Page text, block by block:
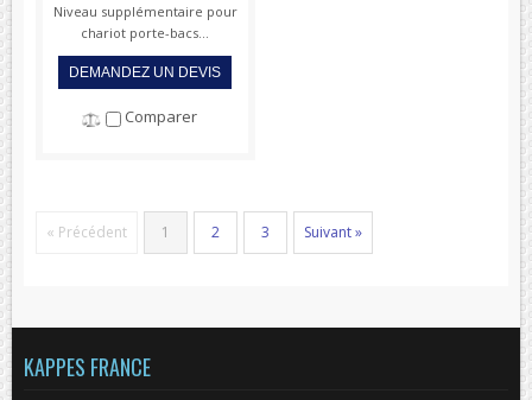
Niveau supplémentaire pour
chariot porte-bacs...
DEMANDEZ UN DEVIS
Comparer
« Précédent 1 2 3 Suivant »
KAPPES FRANCE